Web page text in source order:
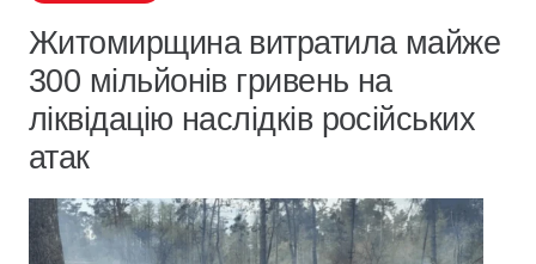
Житомирщина витратила майже
300 мільйонів гривень на
ліквідацію наслідків російських
атак